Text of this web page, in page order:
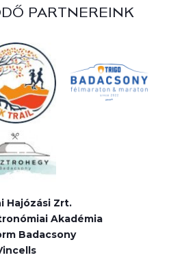
PARTNEREINK
Hajózási Zrt.
Akadémia
Badacsony